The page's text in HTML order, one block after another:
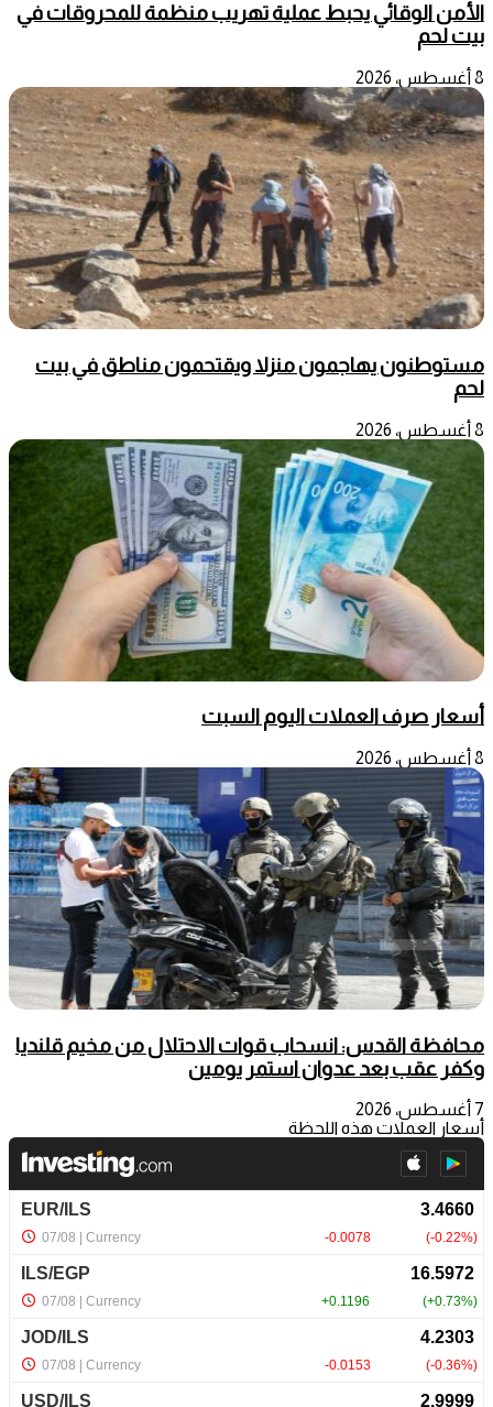
الأمن الوقائي يحبط عملية تهريب منظمة للمحروقات في
بيت لحم
8 أغسطس، 2026
مستوطنون يهاجمون منزلا ويقتحمون مناطق في بيت
لحم
8 أغسطس، 2026
أسعار صرف العملات اليوم السبت
8 أغسطس، 2026
محافظة القدس: انسحاب قوات الاحتلال من مخيم قلنديا
وكفر عقب بعد عدوان استمر يومين
7 أغسطس، 2026
أسعار العملات هذه اللحظة